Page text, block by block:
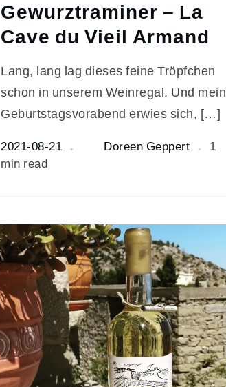
Gewurztraminer – La
Cave du Vieil Armand
Lang, lang lag dieses feine Tröpfchen
schon in unserem Weinregal. Und mein
Geburtstagsvorabend erwies sich, […]
2021-08-21 Doreen Geppert
1
min read